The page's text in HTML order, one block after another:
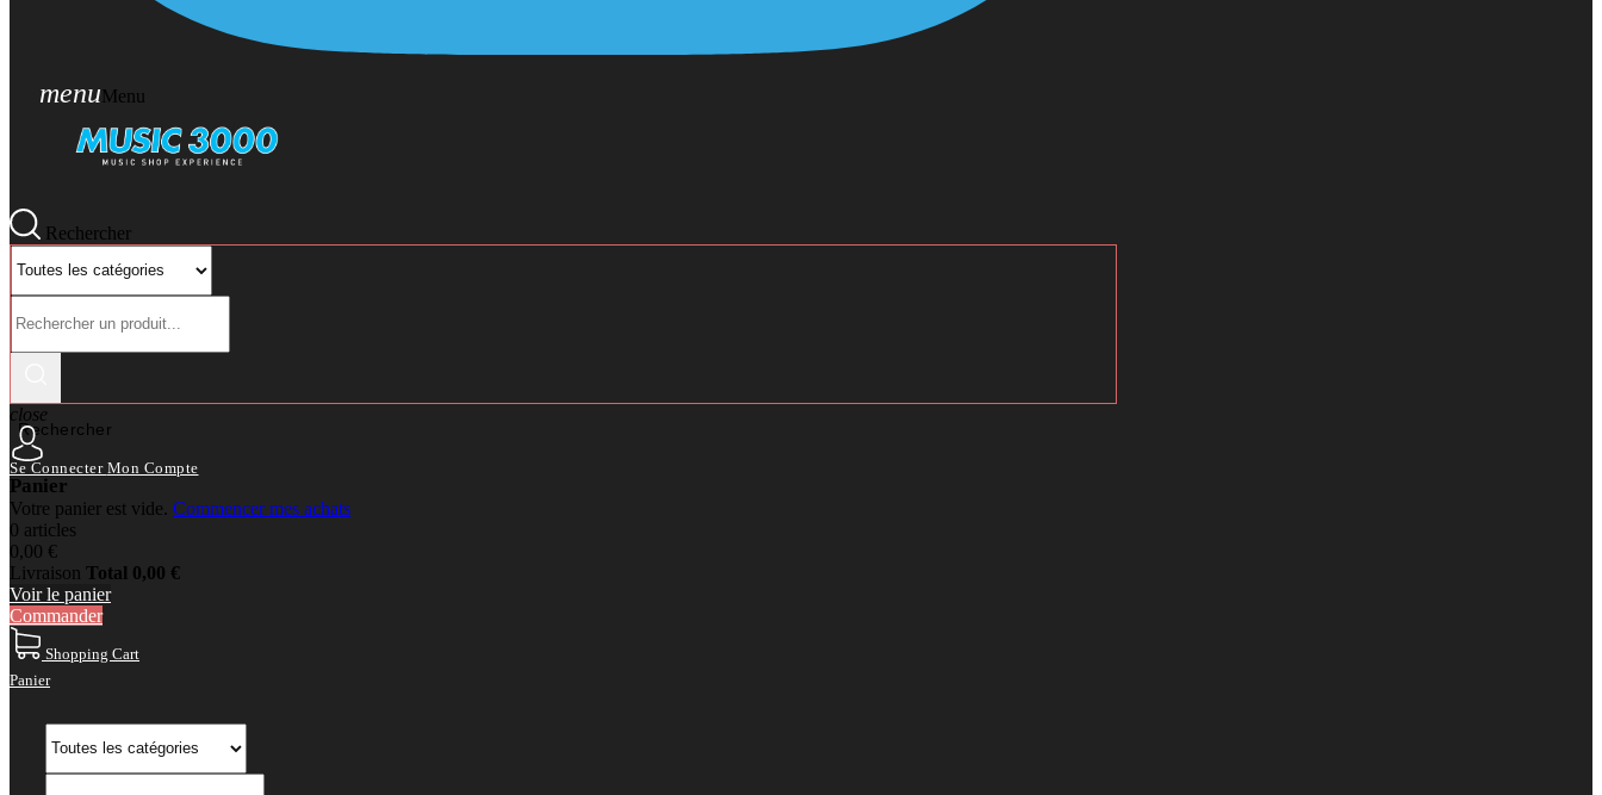
menuMenu
Rechercher
Rechercher
close
Se Connecter Mon Compte
Panier
Votre panier est vide. Commencer mes achats
0 articles
0,00 €
Livraison Total 0,00 €
Voir le panier
Commander
Shopping Cart
Panier